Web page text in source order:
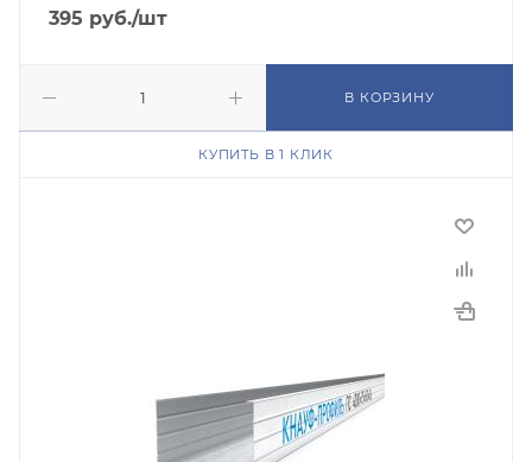
395 руб./шт
В КОРЗИНУ
КУПИТЬ В 1 КЛИК